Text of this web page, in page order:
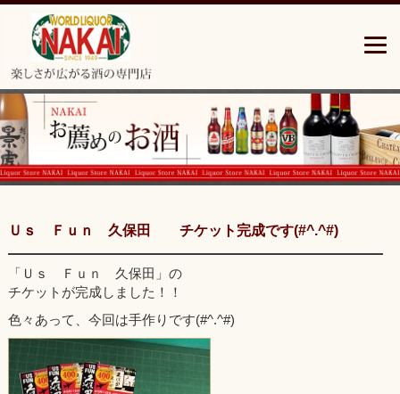
沢
市
の
楽
し
さ
が
る
門
店”中
居
Ｕｓ Ｆｕｎ 久保田 チケット完成です(#^.^#)
「Ｕｓ Ｆｕｎ 久保田」の
チケットが完成しました！！
色々あって、今回は手作りです(#^.^#)